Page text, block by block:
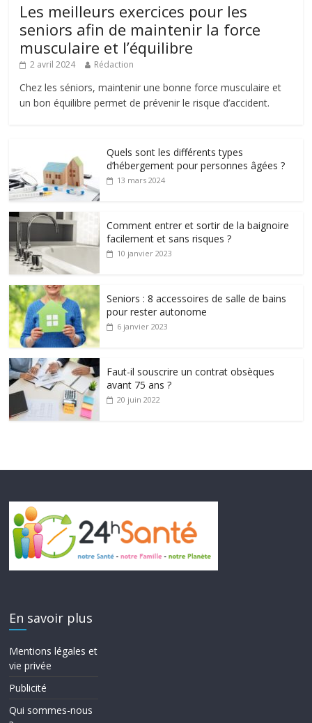
Les meilleurs exercices pour les
seniors afin de maintenir la force
musculaire et l’équilibre
2 avril 2024 Rédaction
Chez les séniors, maintenir une bonne force musculaire et
un bon équilibre permet de prévenir le risque d’accident.
Quels sont les différents types
d’hébergement pour personnes âgées ?
13 mars 2024
Comment entrer et sortir de la baignoire
facilement et sans risques ?
10 janvier 2023
Seniors : 8 accessoires de salle de bains
pour rester autonome
6 janvier 2023
Faut-il souscrire un contrat obsèques
avant 75 ans ?
20 juin 2022
En savoir plus
Mentions légales et
vie privée
Publicité
Qui sommes-nous